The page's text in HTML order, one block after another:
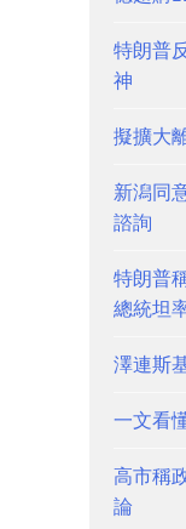
特朗普
神
擬擴大
新潟同
諮詢
特朗普
總統坦
澤連斯
一文看
高市稱
論